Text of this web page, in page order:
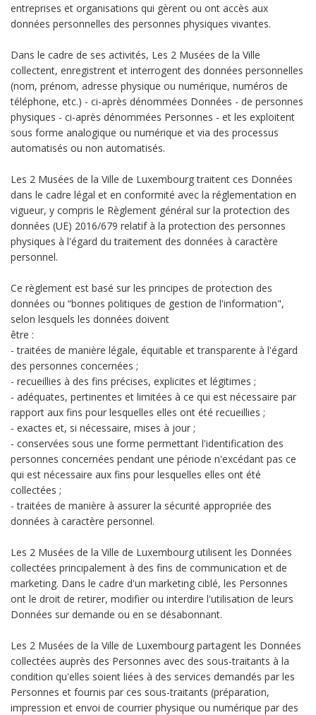
entreprises et organisations qui gèrent ou ont accès aux
données personnelles des personnes physiques vivantes.
Dans le cadre de ses activités, Les 2 Musées de la Ville
collectent, enregistrent et interrogent des données personnelles
(nom, prénom, adresse physique ou numérique, numéros de
téléphone, etc.) - ci-après dénommées Données - de personnes
physiques - ci-après dénommées Personnes - et les exploitent
sous forme analogique ou numérique et via des processus
automatisés ou non automatisés.
Les 2 Musées de la Ville de Luxembourg traitent ces Données
dans le cadre légal et en conformité avec la réglementation en
vigueur, y compris le Règlement général sur la protection des
données (UE) 2016/679 relatif à la protection des personnes
physiques à l'égard du traitement des données à caractère
personnel.
Ce règlement est basé sur les principes de protection des
données ou “bonnes politiques de gestion de l'information",
selon lesquels les données doivent
être :
- traitées de manière légale, équitable et transparente à l'égard
des personnes concernées ;
- recueillies à des fins précises, explicites et légitimes ;
- adéquates, pertinentes et limitées à ce qui est nécessaire par
rapport aux fins pour lesquelles elles ont été recueillies ;
- exactes et, si nécessaire, mises à jour ;
- conservées sous une forme permettant l'identification des
personnes concernées pendant une période n'excédant pas ce
qui est nécessaire aux fins pour lesquelles elles ont été
collectées ;
- traitées de manière à assurer la sécurité appropriée des
données à caractère personnel.
Les 2 Musées de la Ville de Luxembourg utilisent les Données
collectées principalement à des fins de communication et de
marketing. Dans le cadre d'un marketing ciblé, les Personnes
ont le droit de retirer, modifier ou interdire l'utilisation de leurs
Données sur demande ou en se désabonnant.
Les 2 Musées de la Ville de Luxembourg partagent les Données
collectées auprès des Personnes avec des sous-traitants à la
condition qu'elles soient liées à des services demandés par les
Personnes et fournis par ces sous-traitants (préparation,
impression et envoi de courrier physique ou numérique par des